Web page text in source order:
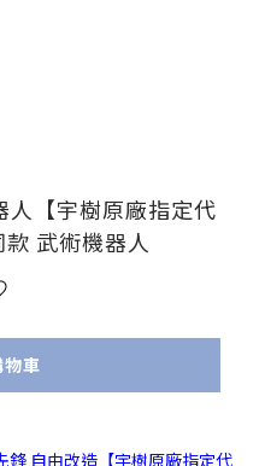
武術機器人
車